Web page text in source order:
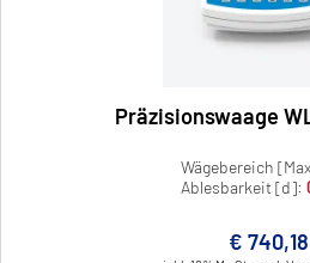
Präzisionswaage
Wägebereich
Ablesbarkeit [d]:
€ 740,18